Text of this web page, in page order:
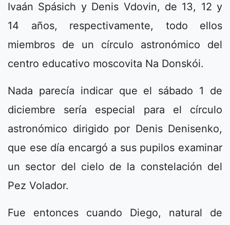
Ivaán Spásich y Denis Vdovin, de 13, 12 y
14 años, respectivamente, todo ellos
miembros de un círculo astronómico del
centro educativo moscovita Na Donskói.
Nada parecía indicar que el sábado 1 de
diciembre sería especial para el círculo
astronómico dirigido por Denis Denisenko,
que ese día encargó a sus pupilos examinar
un sector del cielo de la constelación del
Pez Volador.
Fue entonces cuando Diego, natural de